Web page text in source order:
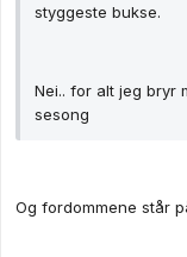
styggeste bukse.
Nei.. for alt jeg bryr
sesong
Og fordommene står